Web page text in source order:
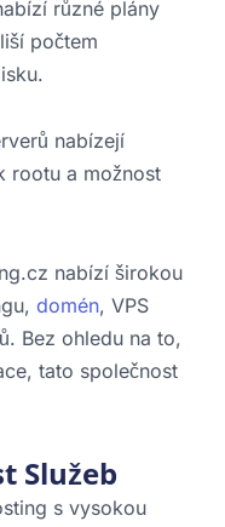
různé plány
počtem
nabízejí
rootu a možnost
nabízí širokou
domén, VPS
Bez ohledu na to,
tato společnost
Služeb
s vysokou